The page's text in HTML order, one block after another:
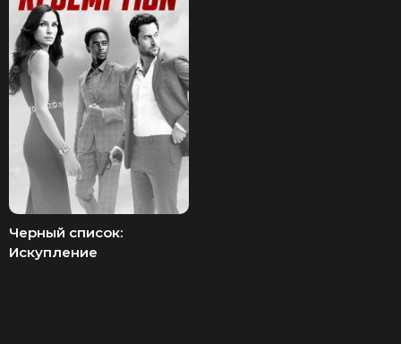
Черный список:
Искупление